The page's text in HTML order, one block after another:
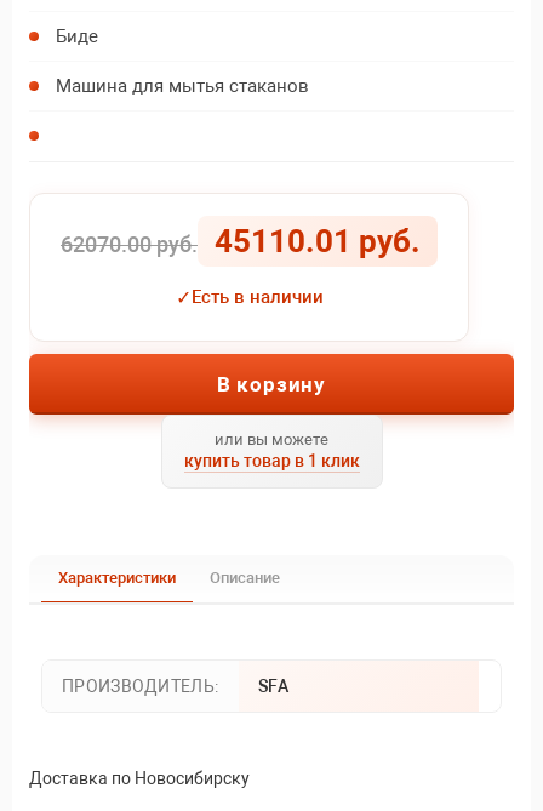
Биде
Машина для мытья стаканов
62070.00 руб. 45110.01 руб.
✓Есть в наличии
В корзину
или вы можете
купить товар в 1 клик
Характеристики Описание
ПРОИЗВОДИТЕЛЬ: SFA
Доставка по Новосибирску